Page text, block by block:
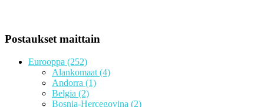
Postaukset maittain
Eurooppa (252)
Alankomaat (4)
Andorra (1)
Belgia (2)
Bosnia-Hercegovina (2)